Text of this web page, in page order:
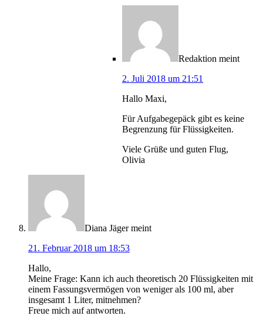
Redaktion meint
2. Juli 2018 um 21:51
Hallo Maxi,
Für Aufgabegepäck gibt es keine
Begrenzung für Flüssigkeiten.
Viele Grüße und guten Flug,
Olivia
Diana Jäger meint
21. Februar 2018 um 18:53
Hallo,
Meine Frage: Kann ich auch theoretisch 20 Flüssigkeiten mit
einem Fassungsvermögen von weniger als 100 ml, aber
insgesamt 1 Liter, mitnehmen?
Freue mich auf antworten.